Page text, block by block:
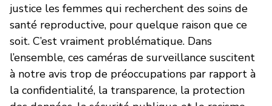
justice les femmes qui recherchent des soins de
santé reproductive, pour quelque raison que ce
soit. C’est vraiment problématique. Dans
l’ensemble, ces caméras de surveillance suscitent
à notre avis trop de préoccupations par rapport à
la confidentialité, la transparence, la protection